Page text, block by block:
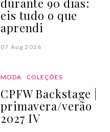
durante 90 dias:
eis tudo o que
aprendi
07 Aug 2026
MODA COLEÇÕES
CPFW Backstage |
primavera/verão
2027 IV